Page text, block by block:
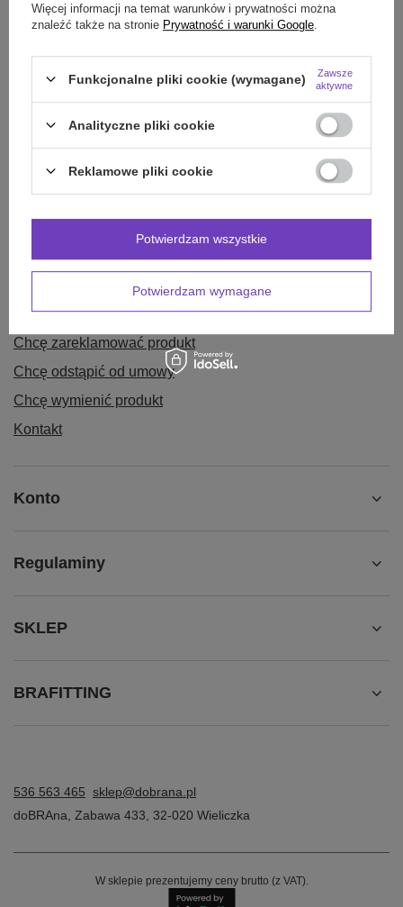
Czytaj więcej
Status zamówienia
Śledzenie przesyłki
Chcę zareklamować produkt
Chcę odstąpić od umowy
Chcę wymienić produkt
Kontakt
Konto
Regulaminy
SKLEP
BRAFITTING
536 563 465 sklep@dobrana.pl
doBRAna
Zabawa 433 32-020 Wieliczka
W sklepie prezentujemy ceny brutto (z VAT).
Więcej informacji na temat warunków i prywatności można
znaleźć także na stronie Prywatność i warunki Google
Funkcjonalne pliki cookie (wymagane)
Zawsze
aktywne
Analityczne pliki cookie
Reklamowe pliki cookie
Potwierdzam wymagane
Potwierdzam wszystkie